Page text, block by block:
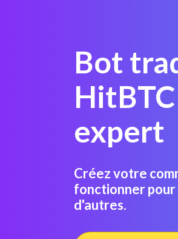
Bot
expert
Créez votre
fonctionner pour
d'autres.